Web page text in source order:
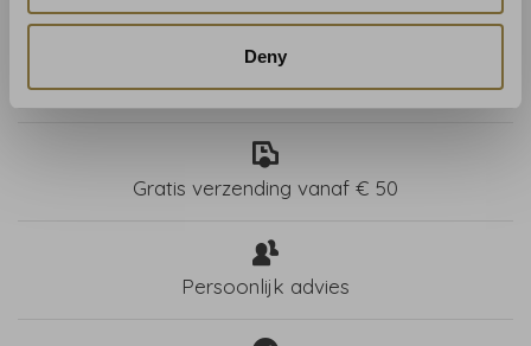
Deny
Winkel in Haarlem
Gratis verzending vanaf € 50
Persoonlijk advies